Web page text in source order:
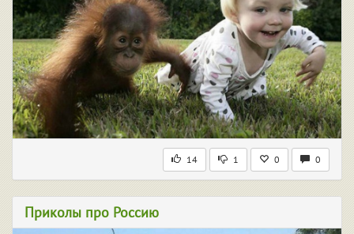
14 1 0 0
Приколы про Россию